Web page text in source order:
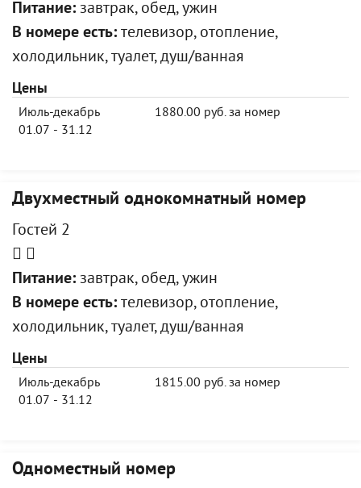
Питание: завтрак, обед, ужин
В номере есть: телевизор, отопление,
холодильник, туалет, душ/ванная
Цены
Июль-декабрь
01.07 - 31.12
1880.00 руб. за номер
Двухместный однокомнатный номер
Гостей 2
Питание: завтрак, обед, ужин
В номере есть: телевизор, отопление,
холодильник, туалет, душ/ванная
Цены
Июль-декабрь
01.07 - 31.12
1815.00 руб. за номер
Одноместный номер